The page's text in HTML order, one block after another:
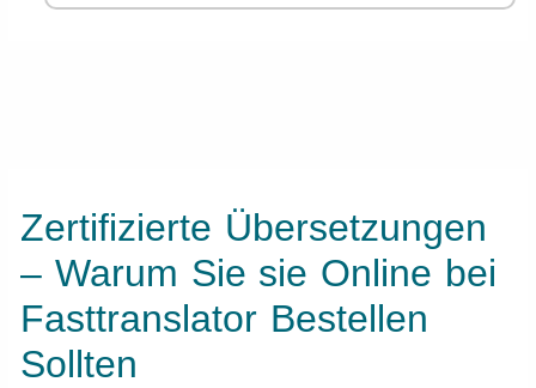
Zertifizierte Übersetzungen
– Warum Sie sie Online bei
Fasttranslator Bestellen
Sollten